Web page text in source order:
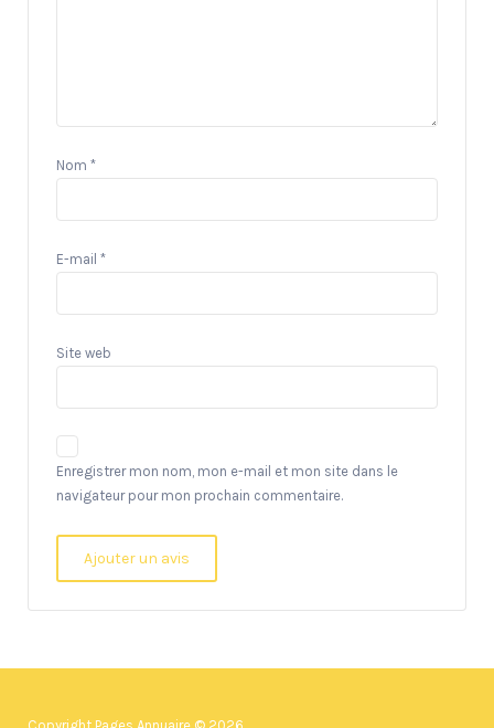
Nom *
E-mail *
Site web
Enregistrer mon nom, mon e-mail et mon site dans le
navigateur pour mon prochain commentaire.